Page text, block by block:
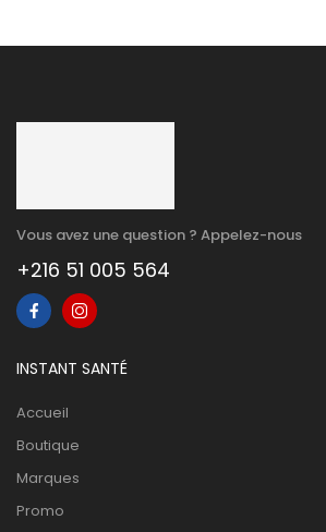
Vous avez une question ? Appelez-nous
+216 51 005 564
INSTANT SANTÉ
Accueil
Boutique
Marques
Promo